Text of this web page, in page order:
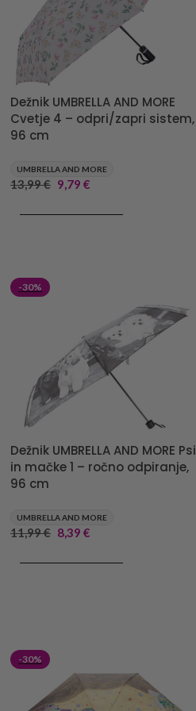
Dežnik UMBRELLA AND MORE
Cvetje 4 – odpri/zapri sistem,
96 cm
UMBRELLA AND MORE
13,99€ 9,79 €
-30%
Dežnik UMBRELLA AND MORE Psi
in mačke 1 – ročno odpiranje,
96 cm
UMBRELLA AND MORE
11,99€ 8,39 €
-30%